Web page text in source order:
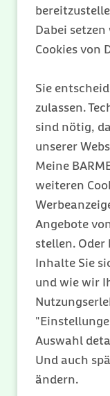
Dabei setzen
Cookies von
Sie
zulassen.
sind nötig,
unserer
Meine
weiteren
Angebote
stellen.
Inhalte Sie
und wie wir
Auswahl
Und auch
ändern.
angeborenen
Störungen mit
Symptomatik.
Vitamin E:
- als
Vitamin-E-
bei der die
Es gibt auch
Arzneimittel,
beispielsweise
zugelassenen
bei einem
einem